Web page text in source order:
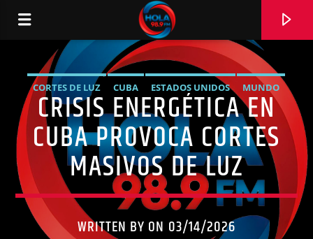
RADIO HOLA
0:00
CORTES DE LUZ CUBA ESTADOS UNIDOS
MUNDO
NOTICIAS
CRISIS ENERGÉTICA EN
CUBA PROVOCA CORTES
MASIVOS DE LUZ
WRITTEN BY ON 03/14/2026